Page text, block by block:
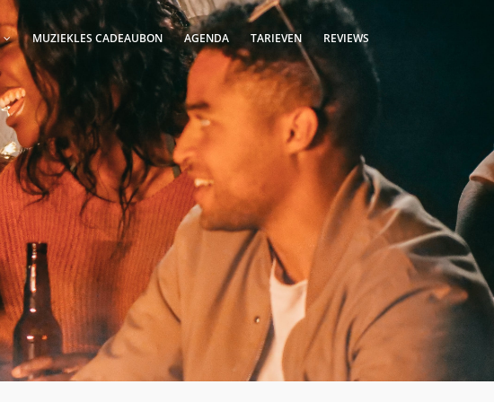
MUZIEKLES CADEAUBON AGENDA TARIEVEN REVIEWS